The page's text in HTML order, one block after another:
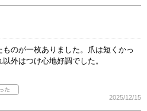
のが一枚ありました。爪は短くかっ
外はつけ心地好調でした。
2025/12/15